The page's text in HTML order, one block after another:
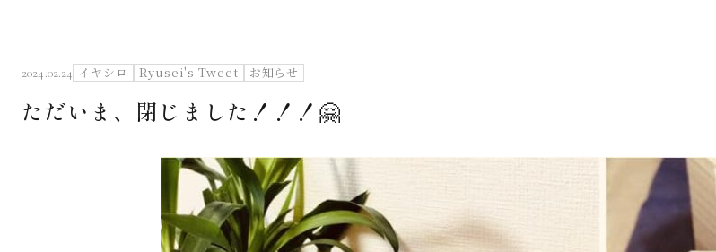
さえぐさ日誌
映像庫
2024.02.24 イヤシロ Ryusei's Tweet お知らせ
ただいま、閉じました！！！🤗